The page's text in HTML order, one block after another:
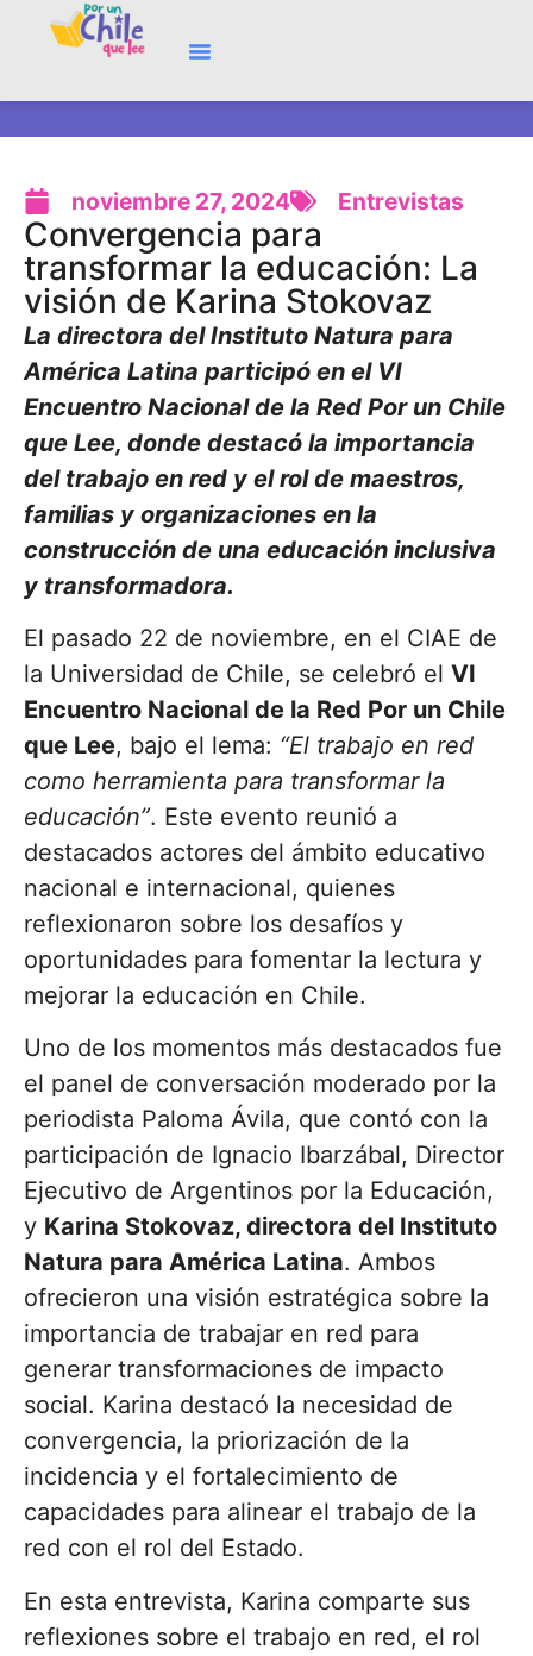
noviembre 27, 2024 Entrevistas
Convergencia para
transformar la educación: La
visión de Karina Stokovaz
La directora del Instituto Natura para
América Latina participó en el VI
Encuentro Nacional de la Red Por un Chile
que Lee, donde destacó la importancia
del trabajo en red y el rol de maestros,
familias y organizaciones en la
construcción de una educación inclusiva
y transformadora.
El pasado 22 de noviembre, en el CIAE de
la Universidad de Chile, se celebró el VI
Encuentro Nacional de la Red Por un Chile
que Lee, bajo el lema: “El trabajo en red
como herramienta para transformar la
educación”. Este evento reunió a
destacados actores del ámbito educativo
nacional e internacional, quienes
reflexionaron sobre los desafíos y
oportunidades para fomentar la lectura y
mejorar la educación en Chile.
Uno de los momentos más destacados fue
el panel de conversación moderado por la
periodista Paloma Ávila, que contó con la
participación de Ignacio Ibarzábal, Director
Ejecutivo de Argentinos por la Educación,
y Karina Stokovaz, directora del Instituto
Natura para América Latina. Ambos
ofrecieron una visión estratégica sobre la
importancia de trabajar en red para
generar transformaciones de impacto
social. Karina destacó la necesidad de
convergencia, la priorización de la
incidencia y el fortalecimiento de
capacidades para alinear el trabajo de la
red con el rol del Estado.
En esta entrevista, Karina comparte sus
reflexiones sobre el trabajo en red, el rol